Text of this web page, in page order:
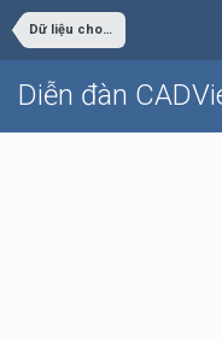
Dữ liệu cho sinh viên đồ án
Diễn đàn